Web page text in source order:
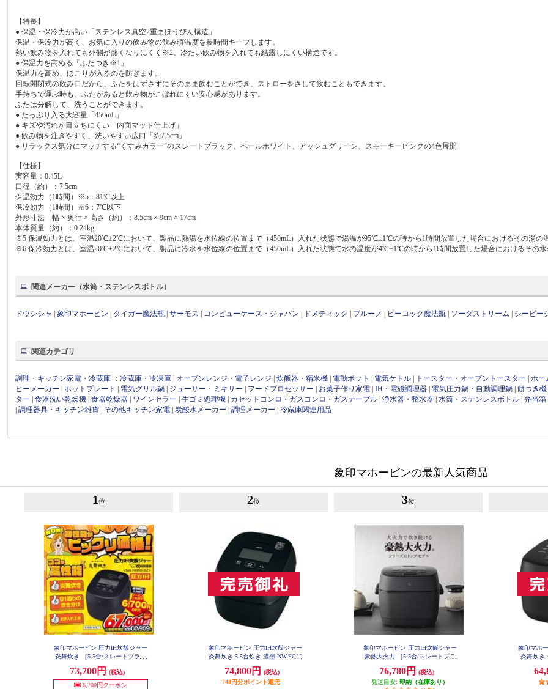
【特長】
● 保温・保冷力が高い「ステンレス真空2重まほうびん構造」
保温・保冷力が高く、お気に入りの飲み物の飲み頃温度を長時間キープします。
熱い飲み物を入れても外側が熱くなりにくく※2、冷たい飲み物を入れても結露しにくい構造です。
● 保温力を高める「ふたつき※1」
保温力を高め、ほこりが入るのを防ぎます。
回転開閉式の飲み口だから、ふたをはずさずにそのまま飲むことができ、ストローをさして飲むこともできます。
手持ちで運ぶ時も、ふたがあると飲み物がこぼれにくい安心感があります。
ふたは分解して、洗うことができます。
● たっぷり入る大容量「450mL」
● キズや汚れが目立ちにくい「内面マット仕上げ」
● 飲み物を注ぎやすく、洗いやすい広口「約7.5cm」
● リラックス気分にマッチする“くすみカラー”のスレートブラック、ペールホワイト、アッシュグリーン、スモーキーピンクの4色展開
【仕様】
実容量：0.45L
口径（約）：7.5cm
保温効力（1時間）※5：81℃以上
保冷効力（1時間）※6：7℃以下
外形寸法 幅 × 奥行 × 高さ（約）：8.5cm × 9cm × 17cm
本体質量（約）：0.24kg
※5 保温効力とは、室温20℃±2℃において、製品に熱湯を水位線の位置まで（450mL）入れた状態で湯温が95℃±1℃の時から1時間放置した場合におけるその湯の
※6 保冷効力とは、室温20℃±2℃において、製品に冷水を水位線の位置まで（450mL）入れた状態で水の温度が4℃±1℃の時から1時間放置した場合におけるその
関連メーカー（水筒・ステンレスボトル）
ドウシシャ |象印マホービン タイガー魔法瓶 |サーモス コンピューケース・ジャパン ドメティック ブルーノ ピーコック魔法瓶 ソーダストリーム シービー
関連カテゴリ
調理・キッチン家電・冷蔵庫 ：冷蔵庫・冷凍庫 オーブンレンジ・電子レンジ |炊飯器・精米機 電動ポット 電気ケトル トースター・オーブントースター |ホー
ヒーメーカー |ホットプレート 電気グリル鍋 ジューサー・ミキサー フードプロセッサー お菓子作り家電 |IH・電磁調理器 電気圧力鍋・自動調理鍋 |餅つき機
ター |食器洗い乾燥機 |食器乾燥器 ワインセラー |生ゴミ処理機 カセットコンロ・ガスコンロ・ガステーブル |浄水器・整水器 |水筒・ステンレスボトル |弁当箱
|調理器具・キッチン雑貨 その他キッチン家電 |炭酸水メーカー |調理メーカー |冷蔵庫関連用品
象印マホービンの最新人気商品
1 位
象印マホービン 圧力IH炊飯ジャー
炎舞炊き ［5.5合/スレートブラッ
73,700円
(税込)
6,700円クーポン
2位
象印マホービン 圧力IH炊飯ジャー
炎舞炊き 5.5合炊き 濃墨 NW-FC10
74,800円
(税込)
748円分ポイント還元
3位
象印マホービン 圧力IH炊飯ジャー
豪熱大火力 ［5.5合/スレートブラ
76,780円
(税込)
発送目安: 即納（在庫あり）
象印マホ
炎舞炊き